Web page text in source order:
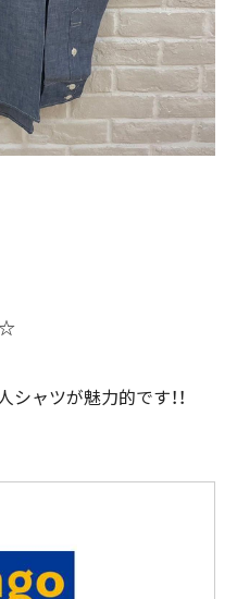
☆
ャツが魅力的です！！